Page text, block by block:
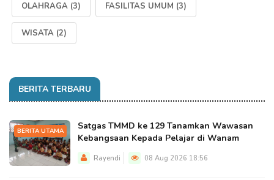
OLAHRAGA (3) FASILITAS UMUM (3)
WISATA (2)
BERITA TERBARU
BERITA UTAMA
Satgas TMMD ke 129 Tanamkan Wawasan
Kebangsaan Kepada Pelajar di Wanam
Rayendi 08 Aug 2026 18:56